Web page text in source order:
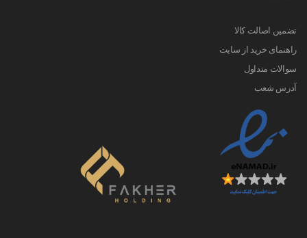
تضمین اصالت کالا
راهنمای خرید از سایت
سوالات متداول
آدرس شعب